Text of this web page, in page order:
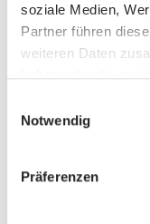
soziale Medien,
Partner führen
weiteren Daten
haben oder die sie
Notwendig
Präferenzen